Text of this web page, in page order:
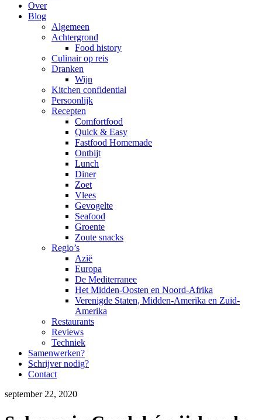
Over
Blog
Algemeen
Achtergrond
Food history
Culinair op reis
Dranken
Wijn
Kitchen confidential
Persoonlijk
Recepten
Comfortfood
Quick & Easy
Fastfood Homemade
Ontbijt
Lunch
Diner
Zoet
Vlees
Gevogelte
Seafood
Groente
Zoute snacks
Regio’s
Azië
Europa
De Mediterranee
Het Midden-Oosten en Noord-Afrika
Verenigde Staten, Midden-Amerika en Zuid-
Amerika
Restaurants
Reviews
Techniek
Samenwerken?
Schrijver nodig?
Contact
september 22, 2020